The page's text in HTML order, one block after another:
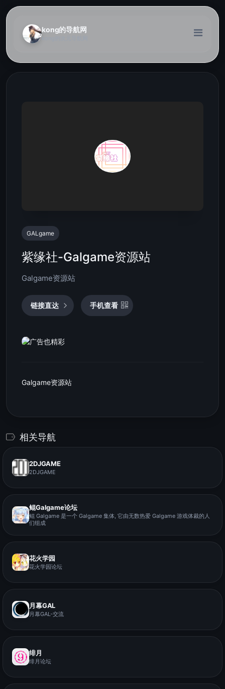
kong的导航网
GALgame
紫缘社-Galgame资源站
Galgame资源站
链接直达 手机查看
Galgame资源站
相关导航
2DJGAME
2DJGAME
鲲Galgame论坛
鲲 Galgame 是一个 Galgame 集体, 它由无数热爱 Galgame 游戏体裁的人
们组成
花火学园
花火学园论坛
月幕GAL
月幕GAL-交流
绯月
绯月论坛